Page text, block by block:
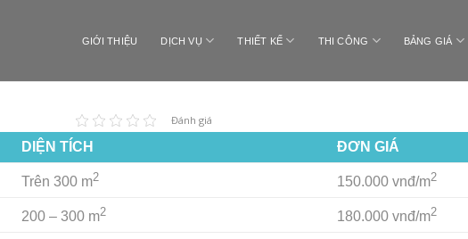
GIỚI THIỆU DỊCH VỤ THIẾT KẾ THI CÔNG BẢNG GIÁ
Đánh giá
DIỆN TÍCH ĐƠN GIÁ
Trên 300 m2 150.000 vnđ/m2
200 – 300 m2 180.000 vnđ/m2